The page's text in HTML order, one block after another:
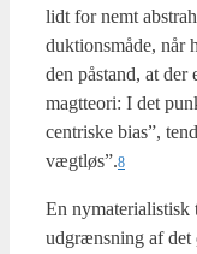
lidt for nemt
duk­tions­må­de, når
den påstand, at der
magt­te­o­ri: I det
cen­tri­ske bias”,
vægtløs”.8
En nyma­te­ri­a­li­stisk
udgræns­ning af det